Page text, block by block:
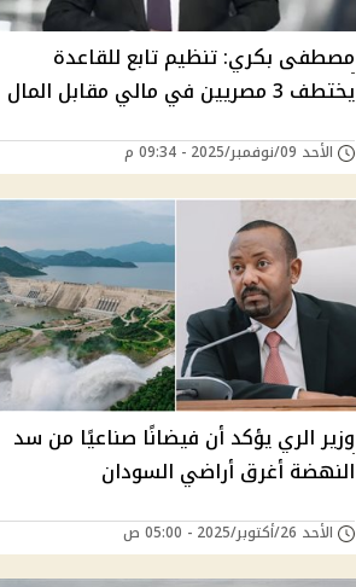
مصطفى بكري: تنظيم تابع للقاعدة
يختطف 3 مصريين في مالي مقابل المال
الأحد 09/نوفمبر/2025 - 09:34 م
وزير الري يؤكد أن فيضانًا صناعيًا من سد
النهضة أغرق أراضي السودان
الأحد 26/أكتوبر/2025 - 05:00 ص